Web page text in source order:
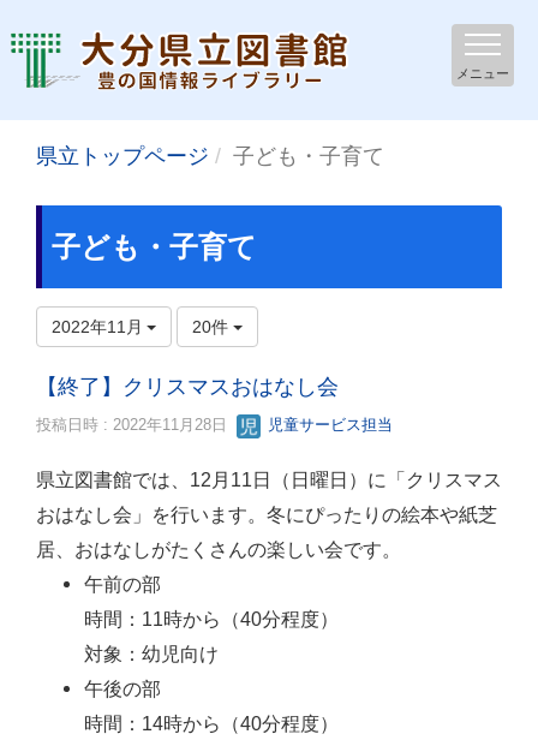
メニュー
県立トップページ 子ども・子育て
子ども・子育て
2022年11月 20件
【終了】クリスマスおはなし会
投稿日時 : 2022年11月28日 児童サービス担当
県立図書館では、12月11日（日曜日）に「クリスマス
おはなし会」を行います。冬にぴったりの絵本や紙芝
居、おはなしがたくさんの楽しい会です。
午前の部
時間：11時から（40分程度）
対象：幼児向け
午後の部
時間：14時から（40分程度）